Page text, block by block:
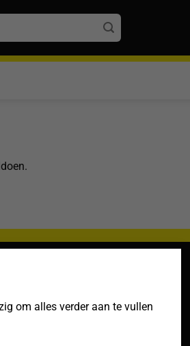
om alles verder aan te vullen
PACKcenter